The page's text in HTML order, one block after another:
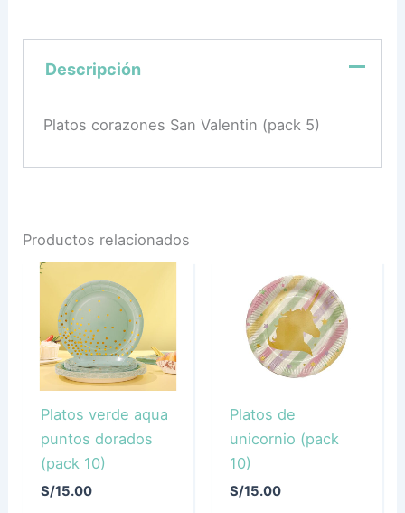
Descripción
Platos corazones San Valentin (pack 5)
Productos relacionados
Platos verde aqua
puntos dorados
(pack 10)
S/15.00
Platos de
unicornio (pack
10)
S/15.00